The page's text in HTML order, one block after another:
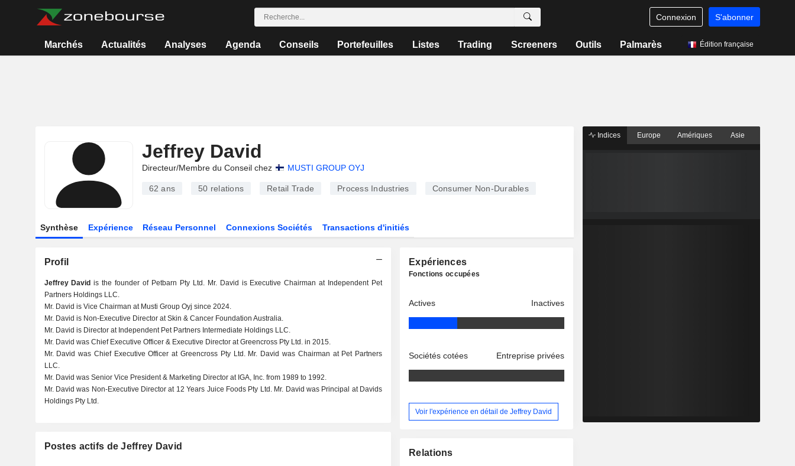
Connexion S'abonner
Marchés Actualités Analyses Agenda Conseils Portefeuilles Listes Trading Screeners Outils Palmarès Édition française
Jeffrey David
Directeur/Membre du Conseil chez MUSTI GROUP OYJ
62 ans 50 relations Retail Trade Process Industries Consumer Non-Durables
Synthèse Expérience Réseau Personnel Connexions Sociétés Transactions d'initiés
Profil
Jeffrey David is the founder of Petbarn Pty Ltd. Mr. David is Executive Chairman at Independent Pet
Partners Holdings LLC.
Mr. David is Vice Chairman at Musti Group Oyj since 2024.
Mr. David is Non-Executive Director at Skin & Cancer Foundation Australia.
Mr. David is Director at Independent Pet Partners Intermediate Holdings LLC.
Mr. David was Chief Executive Officer & Executive Director at Greencross Pty Ltd. in 2015.
Mr. David was Chief Executive Officer at Greencross Pty Ltd. Mr. David was Chairman at Pet Partners
LLC.
Mr. David was Senior Vice President & Marketing Director at IGA, Inc. from 1989 to 1992.
Mr. David was Non-Executive Director at 12 Years Juice Foods Pty Ltd. Mr. David was Principal at Davids
Holdings Pty Ltd.
Postes actifs de Jeffrey David
Expériences
Fonctions occupées
Actives Inactives
Sociétés cotées Entreprise privées
Voir l'expérience en détail de Jeffrey David
Relations
Indices Europe Amériques Asie